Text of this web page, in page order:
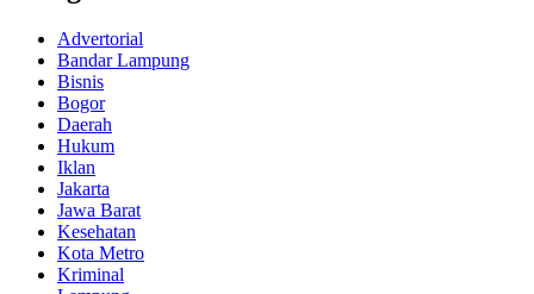
Advertorial
Bandar Lampung
Bisnis
Bogor
Daerah
Hukum
Iklan
Jakarta
Jawa Barat
Kesehatan
Kota Metro
Kriminal